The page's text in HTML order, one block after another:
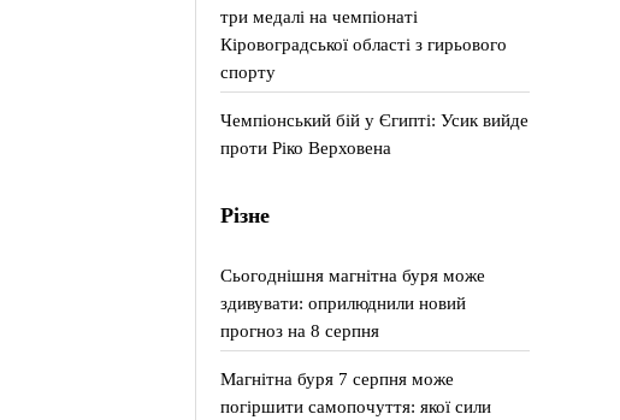
три медалі на чемпіонаті
Кіровоградської області з гирьового
спорту
Чемпіонський бій у Єгипті: Усик вийде
проти Ріко Верховена
Різне
Сьогоднішня магнітна буря може
здивувати: оприлюднили новий
прогноз на 8 серпня
Магнітна буря 7 серпня може
погіршити самопочуття: якої сили